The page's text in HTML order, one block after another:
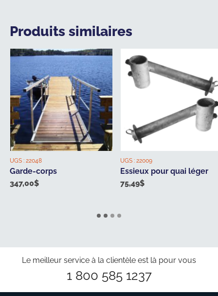
Produits similaires
UGS : 22048
Garde-corps
347,00$
UGS : 22009
Essieux pour quai léger
75,49$
Le meilleur service à la clientèle est là pour vous
1 800 585 1237